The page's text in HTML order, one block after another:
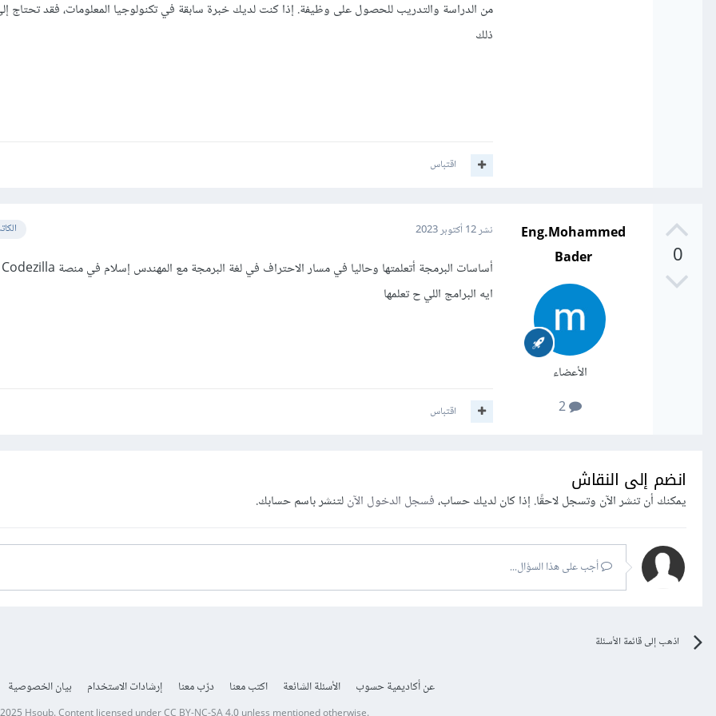
من الدراسة والتدريب للحصول على وظيفة. إذا كنت لديك خبرة سابقة في تكنولوجيا المعلومات، فقد تحتاج
ذلك
اقتباس
0
Eng.Mohammed
Bader
الأعضاء
2
نشر12 أكتوبر 2023
ايه البرامج اللي ح تعلمها
اقتباس
انضم إلى النقاش
يمكنك أن تنشر الآن وتسجل لاحقًا. إذا كان لديك حساب،فسجل الدخول الآنلتنشر باسم حسابك.
أجب على هذا السؤال...
اذهب إلى قائمة الأسئلة
عن أكاديمية حسوب الأسئلة الشائعة اكتب معنا درّب معنا إرشادات الاستخدام بيان الخصوصية